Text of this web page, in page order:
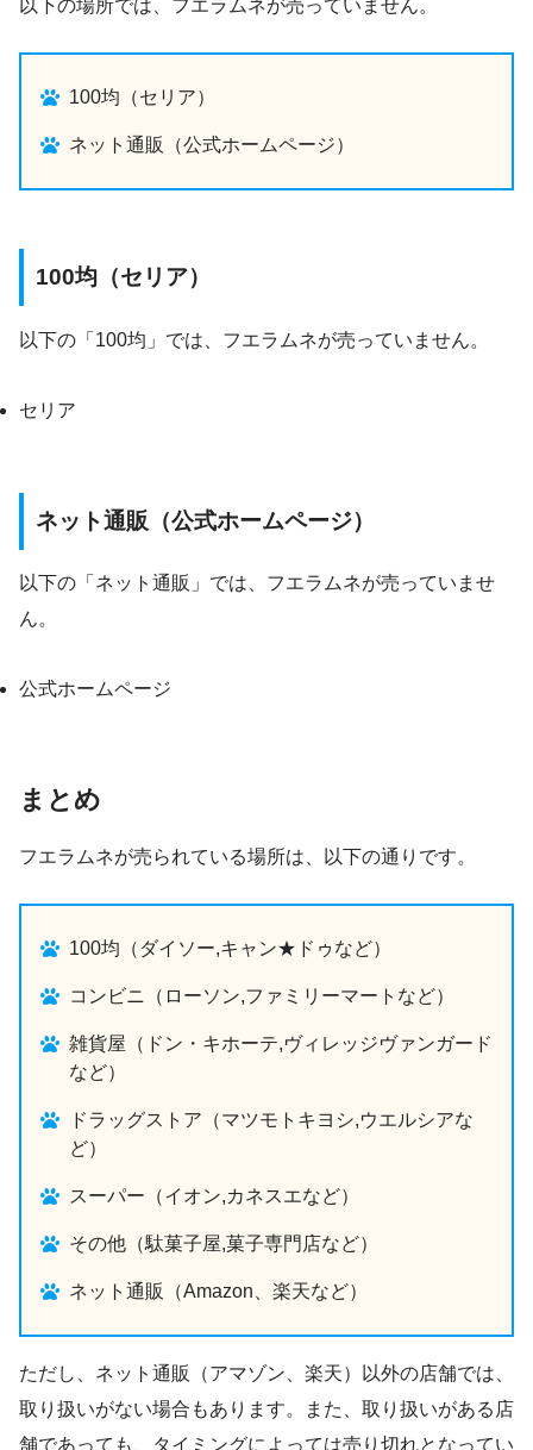
以下の場所では、フエラムネが売っていません。
100均（セリア）
ネット通販（公式ホームページ）
100均（セリア）
以下の「100均」では、フエラムネが売っていません。
セリア
ネット通販（公式ホームページ）
以下の「ネット通販」では、フエラムネが売っていませ
ん。
公式ホームページ
まとめ
フエラムネが売られている場所は、以下の通りです。
100均（ダイソー,キャン★ドゥなど）
コンビニ（ローソン,ファミリーマートなど）
雑貨屋（ドン・キホーテ,ヴィレッジヴァンガード
など）
ドラッグストア（マツモトキヨシ,ウエルシアな
ど）
スーパー（イオン,カネスエなど）
その他（駄菓子屋,菓子専門店など）
ネット通販（Amazon、楽天など）
ただし、ネット通販（アマゾン、楽天）以外の店舗では、
取り扱いがない場合もあります。また、取り扱いがある店
舗であっても、タイミングによっては売り切れとなってい